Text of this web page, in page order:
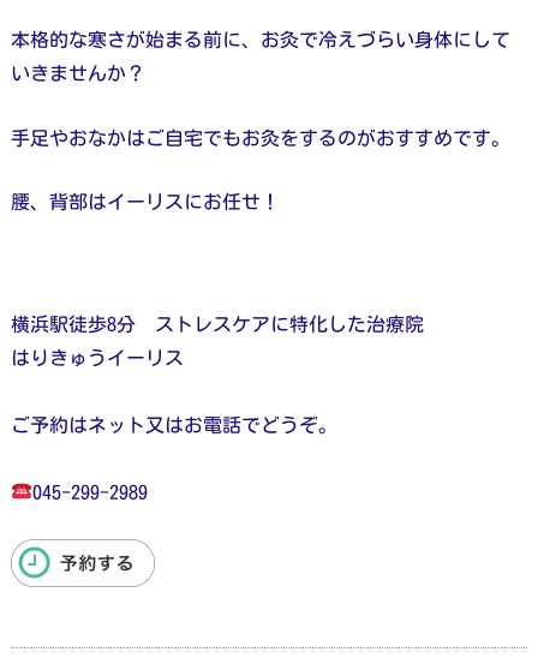
本格的な寒さが始まる前に、お灸で冷えづらい身体にして
いきませんか？
手足やおなかはご自宅でもお灸をするのがおすすめです。
腰、背部はイーリスにお任せ！
横浜駅徒歩8分 ストレスケアに特化した治療院
はりきゅうイーリス
ご予約はネット又はお電話でどうぞ。
045-299-2989